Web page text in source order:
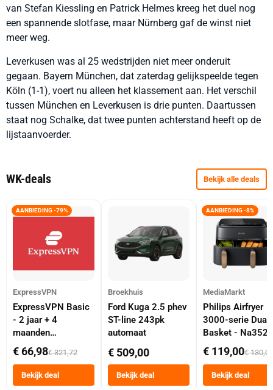
van Stefan Kiessling en Patrick Helmes kreeg het duel nog
een spannende slotfase, maar Nürnberg gaf de winst niet
meer weg.
Leverkusen was al 25 wedstrijden niet meer onderuit
gegaan. Bayern München, dat zaterdag gelijkspeelde tegen
Köln (1-1), voert nu alleen het klassement aan. Het verschil
tussen München en Leverkusen is drie punten. Daartussen
staat nog Schalke, dat twee punten achterstand heeft op de
lijstaanvoerder.
WK-deals Bekijk alle deals
AANBIEDING -79%
ExpressVPN
ExpressVPN Basic
- 2 jaar + 4
maanden
abonnement
€ 66,98€ 321,72
Bekijk deal
Broekhuis
Ford Kuga 2.5 phev
ST-line 243pk
automaat
€ 509,00
Bekijk deal
AANBIEDING -8%
MediaMarkt
Philips Airfryer
3000-serie Dual
Basket -
Dubbele Mand 9
Tot 6 Personen
Heteluchtfriteuse
Zwart
€ 119,00€ 130,00
Bekijk deal